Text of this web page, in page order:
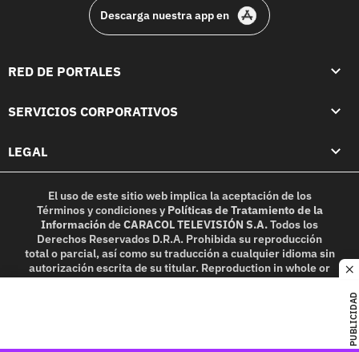
PUBLICIDAD
Descarga nuestra app en
RED DE PORTALES
SERVICIOS CORPORATIVOS
LEGAL
El uso de este sitio web implica la aceptación de los
Términos y condicionesy Políticas de Tratamiento de la
InformacióndeCARACOL TELEVISIÓN S.A.Todos los
Derechos Reservados D.R.A. Prohibida su reproducción
total o parcial, así como su traducción a cualquier idioma sin
autorización escrita de su titular. Reproduction in whole or
in part, or translation without written permission is